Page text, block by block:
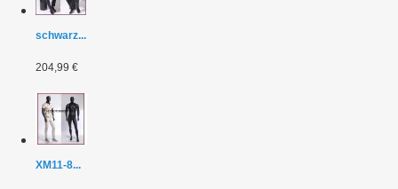
schwarz...
204,99 €
XM11-8...